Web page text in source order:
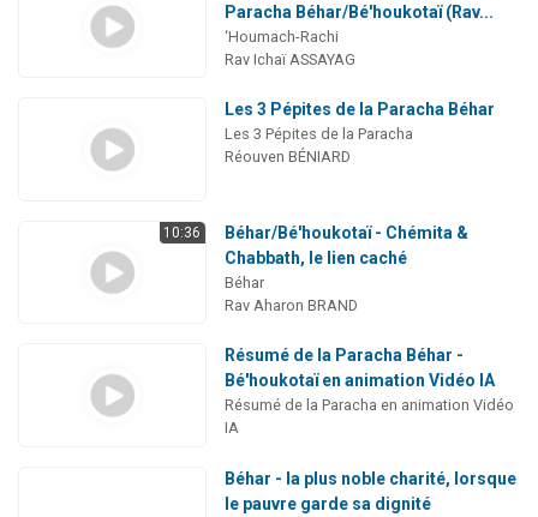
Paracha Béhar/Bé'houkotaï (Rav...
‘Houmach-Rachi
Rav Ichaï ASSAYAG
Les 3 Pépites de la Paracha Béhar
Les 3 Pépites de la Paracha
Réouven BÉNIARD
10:36
Béhar/Bé'houkotaï - Chémita &
Chabbath, le lien caché
Béhar
Rav Aharon BRAND
Résumé de la Paracha Béhar -
Bé'houkotaï en animation Vidéo IA
Résumé de la Paracha en animation Vidéo
IA
Béhar - la plus noble charité, lorsque
le pauvre garde sa dignité